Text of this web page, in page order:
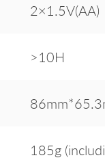
2×1.5V(AA)
>10H
185g